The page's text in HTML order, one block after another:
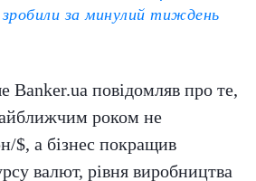
зробили за минулий тиждень
Banker.ua повідомляв про те,
роком не
$, а бізнес покращив
валют, рівня виробництва